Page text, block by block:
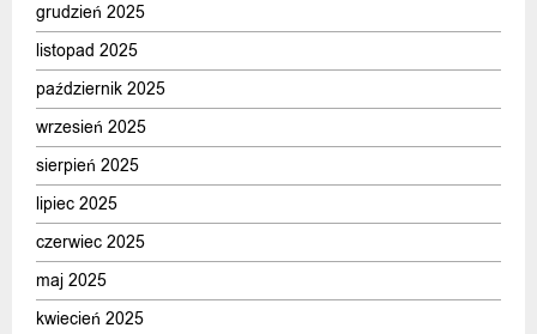
grudzień 2025
listopad 2025
październik 2025
wrzesień 2025
sierpień 2025
lipiec 2025
czerwiec 2025
maj 2025
kwiecień 2025